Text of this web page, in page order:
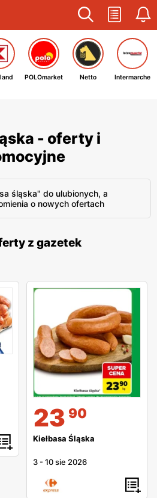
POLOmarket Netto Intermarche
- oferty i
śląska" do ulubionych, a
o nowych ofertach
z gazetek
23 90
Kiełbasa Śląska
3 -10 sie 2026